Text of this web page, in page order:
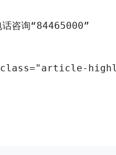
话咨询“84465000”
class="article-